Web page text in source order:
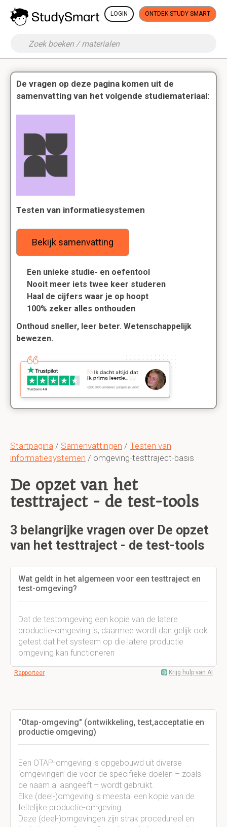
LOGIN ONTDEK STUDY SMART
Startpagina / Samenvattingen / Testen van
informatiesystemen / omgeving-testtraject-basis
De opzet van het
testtraject - de test-tools
3 belangrijke vragen over De opzet
van het testtraject - de test-tools
Wat geldt in het algemeen voor een testtraject en
test-omgeving?
Dat de testomgeving een kopie van de latere
productie-omgeving is; daarmee wordt dan gelijk ook
getest dat het systeem op die latere productie
omgeving kan functioneren
Rapporteer Krijg hulp van AI
"Otap-omgeving" (ontwikkeling, test,acceptatie en
productie omgeving)
Een OTAP-omgeving is opgebouwd uit diverse
‘omgevingen’ die voor de specifieke doelen – zoals
de naam al aangeeft – wordt gebruikt.
Elke (deel-)omgeving is meestal een kopie van de
feitelijke productie-omgeving.
Deze (deel-)omgevingen zijn strak procedureel en
De vragen op deze pagina komen uit de
samenvatting van het volgende studiemateriaal:
Testen van informatiesystemen
Bekijk samenvatting
Een unieke studie- en oefentool
Nooit meer iets twee keer studeren
Haal de cijfers waar je op hoopt
100% zeker alles onthouden
Onthoud sneller, leer beter. Wetenschappelijk
bewezen.